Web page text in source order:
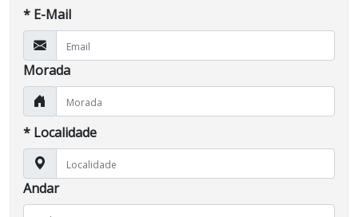
* E-Mail
Morada
* Localidade
Andar